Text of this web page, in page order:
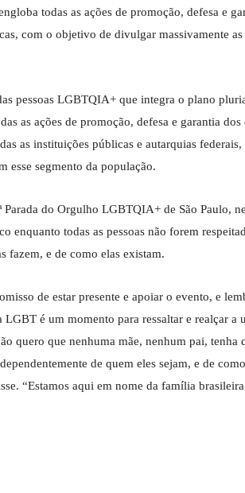
todas as ações de promoção, defesa e
com o objetivo de divulgar massivamente
pessoas LGBTQIA+ que integra o plano
as ações de promoção, defesa e garantia
as instituições públicas e autarquias
esse segmento da população.
do Orgulho LGBTQIA+ de São Paulo,
enquanto todas as pessoas não forem
fazem, e de como elas existam.
de estar presente e apoiar o evento, e
é um momento para ressaltar e realçar a
quero que nenhuma mãe, nenhum pai,
de quem eles sejam, e de
“Estamos aqui em nome da família